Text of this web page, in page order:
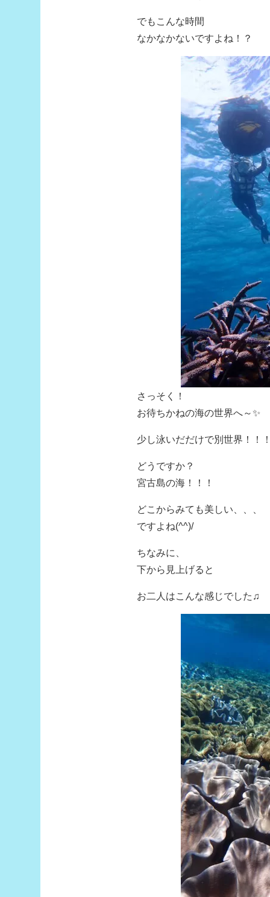
でもこんな時間
なかなかないですよね！？
さっそく！
お待ちかねの海の世界へ～✨
少し泳いだだけで別世界！！
どうですか？
宮古島の海！！！
どこからみても美しい、、、
ですよね(^^)/
ちなみに、
下から見上げると
お二人はこんな感じでした♫